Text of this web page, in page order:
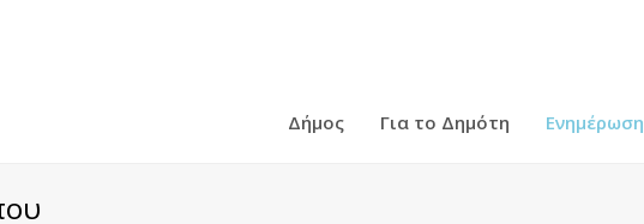
Δήμος Για το Δημότη Ενημέρωση